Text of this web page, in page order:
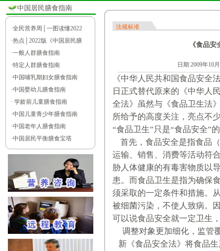
中国居民膳食指南
·全民营养周│一图读懂2022
·热点│2022版《中国居民膳
·一般人群膳食指南
·特定人群膳食指南
·中国哺乳期妇女膳食指南
·中国婴幼儿膳食指南
· 学龄前儿童膳食指南
·中国儿童青少年膳食指南
·中国老年人膳食指南
·中国居民平衡膳食宝塔
法规标准
《食品
日期:2009年10
《中华人民共和国食品安全
日正式替代原来的《中华人
全法》虽然与《食品卫生法
所给予的高度关注，亮点不
“食品卫生”只是“食品安全”
首先，食品安全是指食品
运输、销售、消费等活动符
胁人体健康的有毒害物质以
患。而食品卫生是指为确保
须采取的一定条件和措施。
被细菌污染，不使人致病。
可以说食品安全就一定卫生
调整对象更加细化，监管
新《食品安全法》将食品